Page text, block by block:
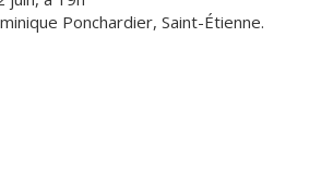
Ponchardier, Saint-Étienne.